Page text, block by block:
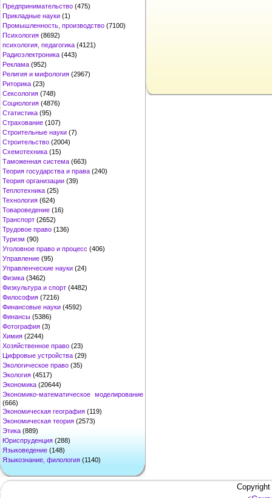
Предпринимательство (475)
Прикладные науки (1)
Промышленность, производство (7100)
Психология (8692)
психология, педагогика (4121)
Радиоэлектроника (443)
Реклама (952)
Религия и мифология (2967)
Риторика (23)
Сексология (748)
Социология (4876)
Статистика (95)
Страхование (107)
Строительные науки (7)
Строительство (2004)
Схемотехника (15)
Таможенная система (663)
Теория государства и права (240)
Теория организации (39)
Теплотехника (25)
Технология (624)
Товароведение (16)
Транспорт (2652)
Трудовое право (136)
Туризм (90)
Уголовное право и процесс (406)
Управление (95)
Управленческие науки (24)
Физика (3462)
Физкультура и спорт (4482)
Философия (7216)
Финансовые науки (4592)
Финансы (5386)
Фотография (3)
Химия (2244)
Хозяйственное право (23)
Цифровые устройства (29)
Экологическое право (35)
Экология (4517)
Экономика (20644)
Экономико-математическое моделирование
(666)
Экономическая география (119)
Экономическая теория (2573)
Этика (889)
Юриспруденция (288)
Языковедение (148)
Языкознание, филология (1140)